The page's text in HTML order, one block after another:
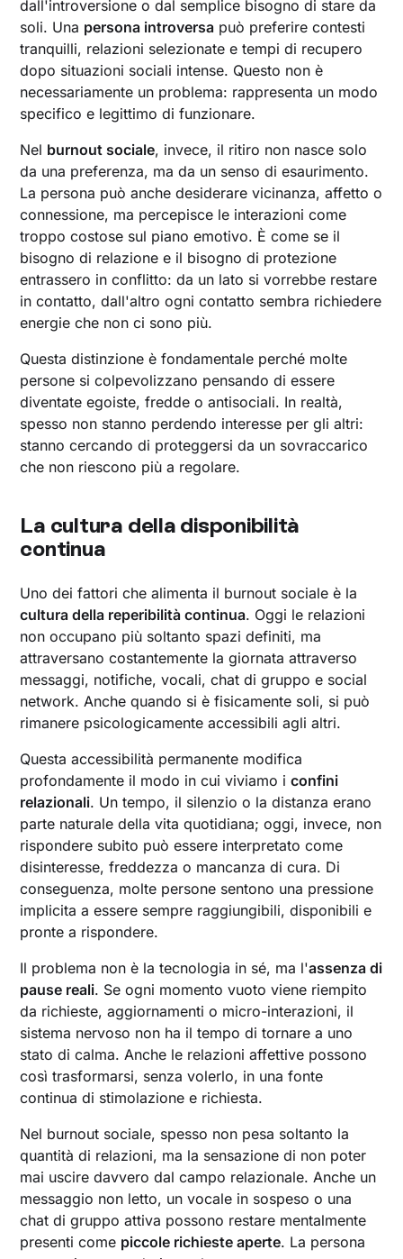
dall'introversione o dal semplice bisogno di stare da
soli. Una persona introversa può preferire contesti
tranquilli, relazioni selezionate e tempi di recupero
dopo situazioni sociali intense. Questo non è
necessariamente un problema: rappresenta un modo
specifico e legittimo di funzionare.
Nel burnout sociale, invece, il ritiro non nasce solo
da una preferenza, ma da un senso di esaurimento.
La persona può anche desiderare vicinanza, affetto o
connessione, ma percepisce le interazioni come
troppo costose sul piano emotivo. È come se il
bisogno di relazione e il bisogno di protezione
entrassero in conflitto: da un lato si vorrebbe restare
in contatto, dall'altro ogni contatto sembra richiedere
energie che non ci sono più.
Questa distinzione è fondamentale perché molte
persone si colpevolizzano pensando di essere
diventate egoiste, fredde o antisociali. In realtà,
spesso non stanno perdendo interesse per gli altri:
stanno cercando di proteggersi da un sovraccarico
che non riescono più a regolare.
La cultura della disponibilità
continua
Uno dei fattori che alimenta il burnout sociale è la
cultura della reperibilità continua. Oggi le relazioni
non occupano più soltanto spazi definiti, ma
attraversano costantemente la giornata attraverso
messaggi, notifiche, vocali, chat di gruppo e social
network. Anche quando si è fisicamente soli, si può
rimanere psicologicamente accessibili agli altri.
Questa accessibilità permanente modifica
profondamente il modo in cui viviamo iconfini
relazionali. Un tempo, il silenzio o la distanza erano
parte naturale della vita quotidiana; oggi, invece, non
rispondere subito può essere interpretato come
disinteresse, freddezza o mancanza di cura. Di
conseguenza, molte persone sentono una pressione
implicita a essere sempre raggiungibili, disponibili e
pronte a rispondere.
Il problema non è la tecnologia in sé, ma l'assenza di
pause reali. Se ogni momento vuoto viene riempito
da richieste, aggiornamenti o micro-interazioni, il
sistema nervoso non ha il tempo di tornare a uno
stato di calma. Anche le relazioni affettive possono
così trasformarsi, senza volerlo, in una fonte
continua di stimolazione e richiesta.
Nel burnout sociale, spesso non pesa soltanto la
quantità di relazioni, ma la sensazione di non poter
mai uscire davvero dal campo relazionale. Anche un
messaggio non letto, un vocale in sospeso o una
chat di gruppo attiva possono restare mentalmente
presenti come piccole richieste aperte. La persona